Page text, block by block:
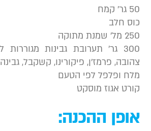
חלב
שמנת מתוקה
300 גר’ תערובת גבינות מגוררות
פרמז’ן, פיקורינו, קשקבל, גבינה
ופלפל לפי הטעם
אגוז מוסקט
ההכנה: